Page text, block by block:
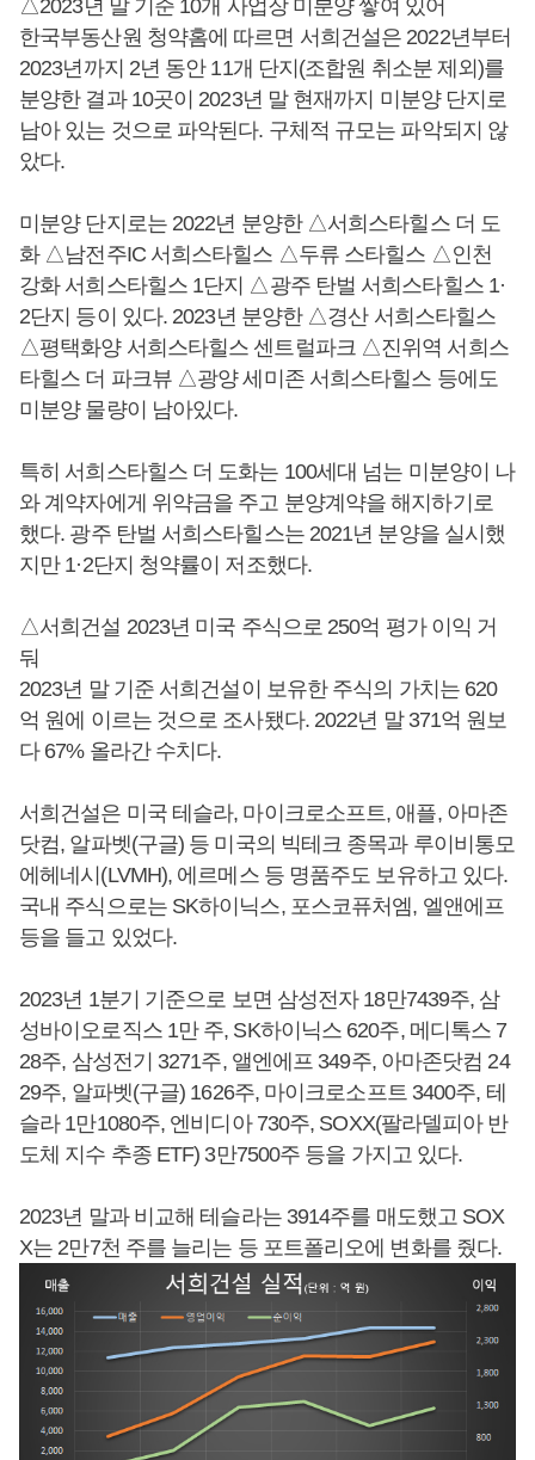
△2023년 말 기준 10개 사업장 미분양 쌓여 있어
한국부동산원 청약홈에 따르면 서희건설은 2022년부터
2023년까지 2년 동안 11개 단지(조합원 취소분 제외)를
분양한 결과 10곳이 2023년 말 현재까지 미분양 단지로
남아 있는 것으로 파악된다. 구체적 규모는 파악되지 않
았다.
미분양 단지로는 2022년 분양한 △서희스타힐스 더 도
화 △남전주IC 서희스타힐스 △두류 스타힐스 △인천
강화 서희스타힐스 1단지 △광주 탄벌 서희스타힐스 1·
2단지 등이 있다. 2023년 분양한 △경산 서희스타힐스
△평택화양 서희스타힐스 센트럴파크 △진위역 서희스
타힐스 더 파크뷰 △광양 세미존 서희스타힐스 등에도
미분양 물량이 남아있다.
특히 서희스타힐스 더 도화는 100세대 넘는 미분양이 나
와 계약자에게 위약금을 주고 분양계약을 해지하기로
했다. 광주 탄벌 서희스타힐스는 2021년 분양을 실시했
지만 1·2단지 청약률이 저조했다.
△서희건설 2023년 미국 주식으로 250억 평가 이익 거
둬
2023년 말 기준 서희건설이 보유한 주식의 가치는 620
억 원에 이르는 것으로 조사됐다. 2022년 말 371억 원보
다 67% 올라간 수치다.
서희건설은 미국 테슬라, 마이크로소프트, 애플, 아마존
닷컴, 알파벳(구글) 등 미국의 빅테크 종목과 루이비통모
에헤네시(LVMH), 에르메스 등 명품주도 보유하고 있다.
국내 주식으로는 SK하이닉스, 포스코퓨처엠, 엘앤에프
등을 들고 있었다.
2023년 1분기 기준으로 보면 삼성전자 18만7439주, 삼
성바이오로직스 1만 주, SK하이닉스 620주, 메디톡스 7
28주, 삼성전기 3271주, 앨엔에프 349주, 아마존닷컴 24
29주, 알파벳(구글) 1626주, 마이크로소프트 3400주, 테
슬라 1만1080주, 엔비디아 730주, SOXX(팔라델피아 반
도체 지수 추종 ETF) 3만7500주 등을 가지고 있다.
2023년 말과 비교해 테슬라는 3914주를 매도했고 SOX
X는 2만7천 주를 늘리는 등 포트폴리오에 변화를 줬다.